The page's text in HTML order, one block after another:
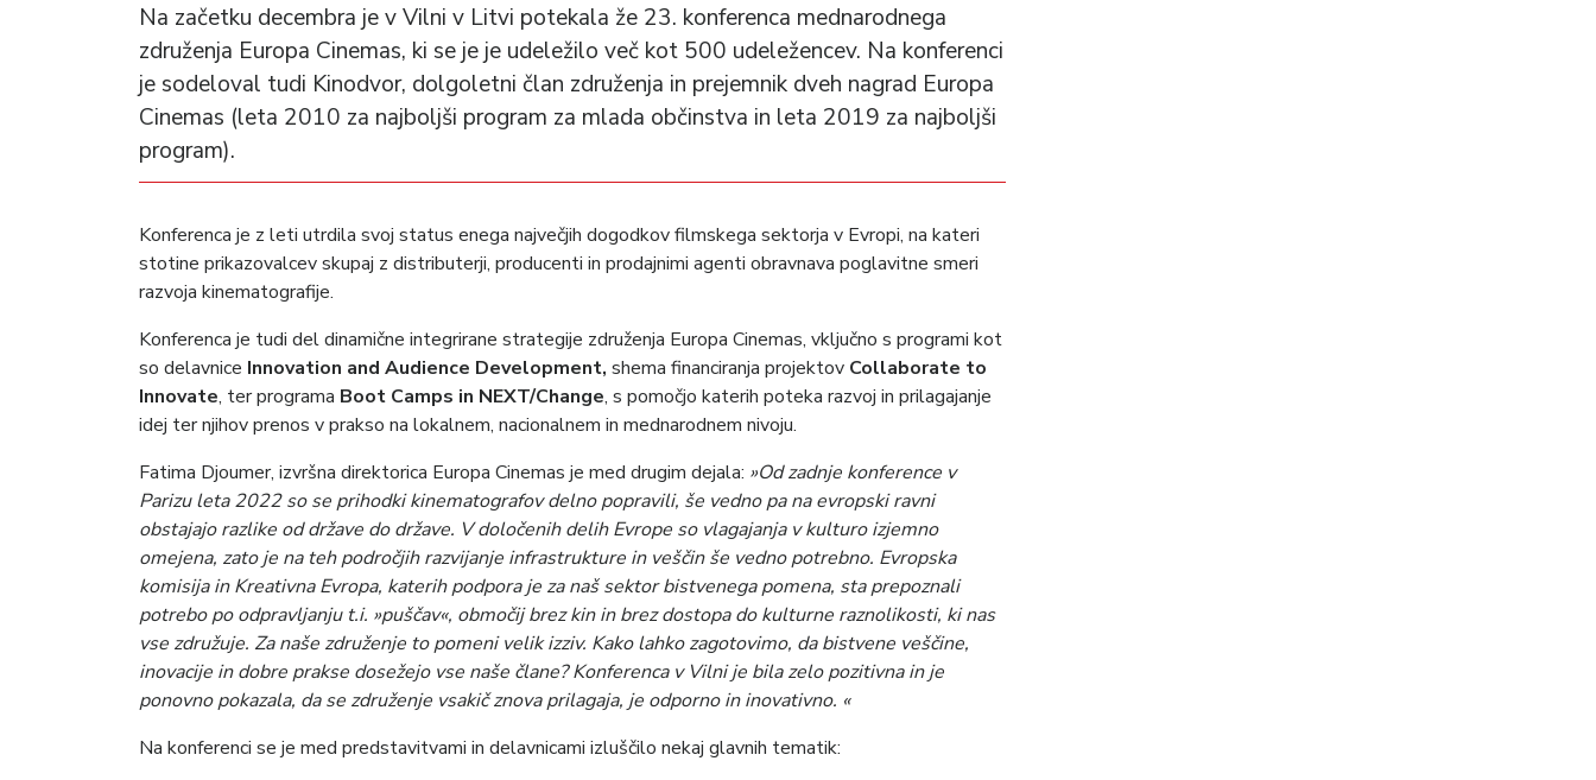
Na začetku decembra je v Vilni v Litvi potekala že 23. konferenca mednarodnega
združenja Europa Cinemas, ki se je je udeležilo več kot 500 udeležencev. Na konferenci
je sodeloval tudi Kinodvor, dolgoletni član združenja in prejemnik dveh nagrad Europa
Cinemas (leta 2010 za najboljši program za mlada občinstva in leta 2019 za najboljši
program).
Konferenca je z leti utrdila svoj status enega največjih dogodkov filmskega sektorja v Evropi, na kateri
stotine prikazovalcev skupaj z distributerji, producenti in prodajnimi agenti obravnava poglavitne smeri
razvoja kinematografije.
Konferenca je tudi del dinamične integrirane strategije združenja Europa Cinemas, vključno s programi kot
so delavnice Innovation and Audience Development, shema financiranja projektov Collaborate to
Innovate, ter programa Boot Camps in NEXT/Change, s pomočjo katerih poteka razvoj in prilagajanje
idej ter njihov prenos v prakso na lokalnem, nacionalnem in mednarodnem nivoju.
Fatima Djoumer, izvršna direktorica Europa Cinemas je med drugim dejala: »Od zadnje konference v
Parizu leta 2022 so se prihodki kinematografov delno popravili, še vedno pa na evropski ravni
obstajajo razlike od države do države. V določenih delih Evrope so vlagajanja v kulturo izjemno
omejena, zato je na teh področjih razvijanje infrastrukture in veščin še vedno potrebno. Evropska
komisija in Kreativna Evropa, katerih podpora je za naš sektor bistvenega pomena, sta prepoznali
potrebo po odpravljanju t.i. »puščav«, območij brez kin in brez dostopa do kulturne raznolikosti, ki nas
vse združuje. Za naše združenje to pomeni velik izziv. Kako lahko zagotovimo, da bistvene veščine,
inovacije in dobre prakse dosežejo vse naše člane? Konferenca v Vilni je bila zelo pozitivna in je
ponovno pokazala, da se združenje vsakič znova prilagaja, je odporno in inovativno. «
Na konferenci se je med predstavitvami in delavnicami izluščilo nekaj glavnih tematik: